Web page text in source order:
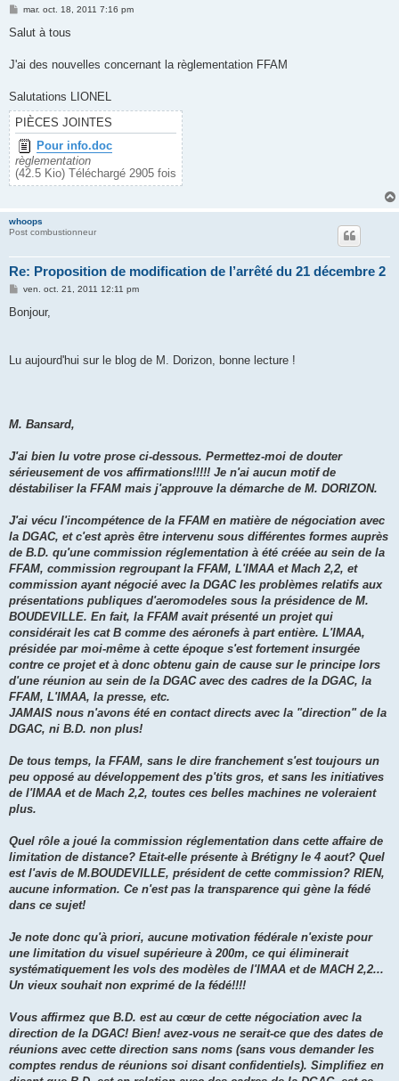
M
s
g
mar. oct. 18, 2011 7:16 pm
Salut à tous
J'ai des nouvelles concernant la règlementation FFAM
Salutations LIONEL
PIÈCES JOINTES
Pour info.doc
règlementation
(42.5 Kio) Téléchargé 2905 fois
whoops
Post combustionneur
Re: Proposition de modification de l’arrêté du 21 décembre 2
M
s
ven. oct. 21, 2011 12:11 pm
Bonjour,
Lu aujourd'hui sur le blog de M. Dorizon, bonne lecture !
M. Bansard,
J'ai bien lu votre prose ci-dessous. Permettez-moi de douter
sérieusement de vos affirmations!!!!! Je n'ai aucun motif de
déstabiliser la FFAM mais j'approuve la démarche de M. DORIZON.
J'ai vécu l'incompétence de la FFAM en matière de négociation avec
la DGAC, et c'est après être intervenu sous différentes formes auprès
de B.D. qu'une commission réglementation à été créée au sein de la
FFAM, commission regroupant la FFAM, L'IMAA et Mach 2,2, et
commission ayant négocié avec la DGAC les problèmes relatifs aux
présentations publiques d'aeromodeles sous la présidence de M.
BOUDEVILLE. En fait, la FFAM avait présenté un projet qui
considérait les cat B comme des aéronefs à part entière. L'IMAA,
présidée par moi-même à cette époque s'est fortement insurgée
contre ce projet et à donc obtenu gain de cause sur le principe lors
d'une réunion au sein de la DGAC avec des cadres de la DGAC, la
FFAM, L'IMAA, la presse, etc.
JAMAIS nous n'avons été en contact directs avec la "direction" de la
DGAC, ni B.D. non plus!
De tous temps, la FFAM, sans le dire franchement s'est toujours un
peu opposé au développement des p'tits gros, et sans les initiatives
de l'IMAA et de Mach 2,2, toutes ces belles machines ne voleraient
plus.
Quel rôle a joué la commission réglementation dans cette affaire de
limitation de distance? Etait-elle présente à Brétigny le 4 aout? Quel
est l'avis de M.BOUDEVILLE, président de cette commission? RIEN,
aucune information. Ce n'est pas la transparence qui gène la fédé
dans ce sujet!
Je note donc qu'à priori, aucune motivation fédérale n'existe pour
une limitation du visuel supérieure à 200m, ce qui éliminerait
systématiquement les vols des modèles de l'IMAA et de MACH 2,2...
Un vieux souhait non exprimé de la fédé!!!!
Vous affirmez que B.D. est au cœur de cette négociation avec la
direction de la DGAC! Bien! avez-vous ne serait-ce que des dates de
réunions avec cette direction sans noms (sans vous demander les
comptes rendus de réunions soi disant confidentiels). Simplifiez en